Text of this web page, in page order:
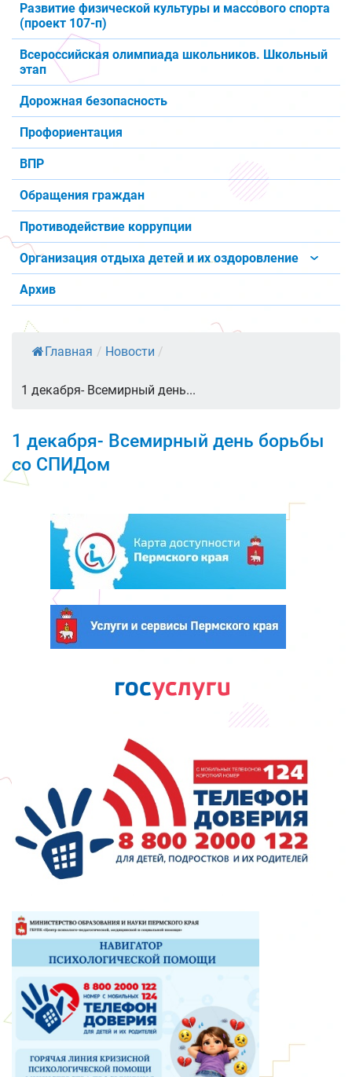
Развитие физической культуры и массового спорта
(проект 107-п)
Всероссийская олимпиада школьников. Школьный
этап
Дорожная безопасность
Профориентация
ВПР
Обращения граждан
Противодействие коррупции
Организация отдыха детей и их оздоровление
Архив
Главная / Новости /
1 декабря- Всемирный день...
1 декабря- Всемирный день борьбы
со СПИДом